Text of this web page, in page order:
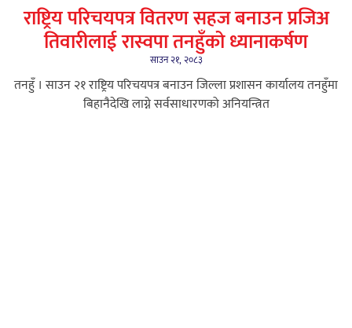
राष्ट्रिय परिचयपत्र वितरण सहज बनाउन प्रजिअ
तिवारीलाई रास्वपा तनहुँको ध्यानाकर्षण
साउन २१, २०८३
तनहुँ । साउन २१ राष्ट्रिय परिचयपत्र बनाउन जिल्ला प्रशासन कार्यालय तनहुँमा
बिहानैदेखि लाग्ने सर्वसाधारणको अनियन्त्रित